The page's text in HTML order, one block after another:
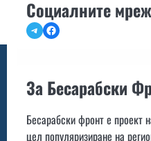
Социалните
TelegramFacebook
За Бесарабски
Бесарабски фронт е проект
цел популяризиране на